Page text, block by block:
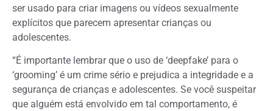
ser usado para criar imagens ou vídeos sexualmente
explícitos que parecem apresentar crianças ou
adolescentes.
“É importante lembrar que o uso de ‘deepfake’ para o
‘grooming’ é um crime sério e prejudica a integridade e a
segurança de crianças e adolescentes. Se você suspeitar
que alguém está envolvido em tal comportamento, é